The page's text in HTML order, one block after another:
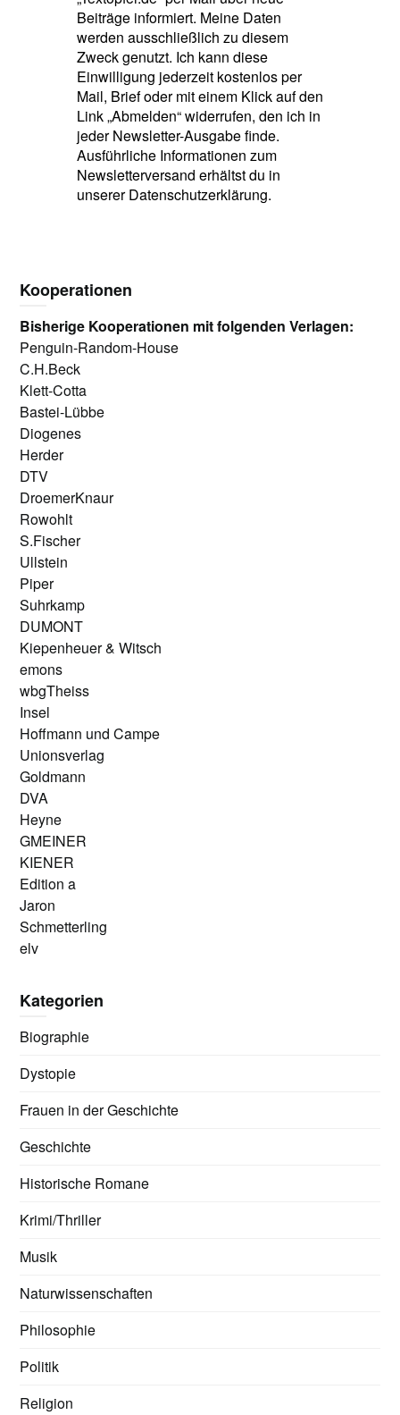
Beiträge informiert. Meine Daten
werden ausschließlich zu diesem
Zweck genutzt. Ich kann diese
Einwilligung jederzeit kostenlos per
Mail, Brief oder mit einem Klick auf den
Link „Abmelden“ widerrufen, den ich in
jeder Newsletter-Ausgabe finde.
Ausführliche Informationen zum
Newsletterversand erhältst du in
unserer Datenschutzerklärung.
Kooperationen
Bisherige Kooperationen mit folgenden Verlagen:
Penguin-Random-House
C.H.Beck
Klett-Cotta
Bastei-Lübbe
Diogenes
Herder
DTV
DroemerKnaur
Rowohlt
S.Fischer
Ullstein
Piper
Suhrkamp
DUMONT
Kiepenheuer & Witsch
emons
wbgTheiss
Insel
Hoffmann und Campe
Unionsverlag
Goldmann
DVA
Heyne
GMEINER
KIENER
Edition a
Jaron
Schmetterling
elv
Kategorien
Biographie
Dystopie
Frauen in der Geschichte
Geschichte
Historische Romane
Krimi/Thriller
Musik
Naturwissenschaften
Philosophie
Politik
Religion